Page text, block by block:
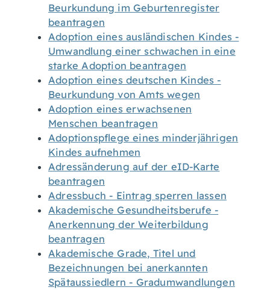
Beurkundung im Geburtenregister
beantragen
Adoption eines ausländischen Kindes -
Umwandlung einer schwachen in eine
starke Adoption beantragen
Adoption eines deutschen Kindes -
Beurkundung von Amts wegen
Adoption eines erwachsenen
Menschen beantragen
Adoptionspflege eines minderjährigen
Kindes aufnehmen
Adressänderung auf der eID-Karte
beantragen
Adressbuch - Eintrag sperren lassen
Akademische Gesundheitsberufe -
Anerkennung der Weiterbildung
beantragen
Akademische Grade, Titel und
Bezeichnungen bei anerkannten
Spätaussiedlern - Gradumwandlungen